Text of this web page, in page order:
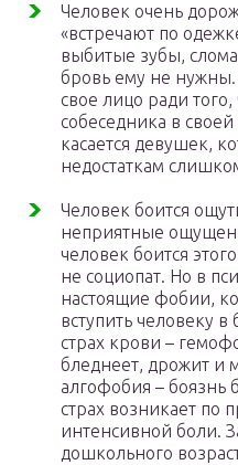
Человек очень
«встречают по
выбитые зубы,
бровь ему не нужны.
свое лицо ради
собеседника в
касается девушек,
недостаткам
Человек боится
неприятные
человек боится
не социопат. Но в
настоящие фобии,
вступить человеку
страх крови –
бледнеет, дрожит и
алгофобия –
страх возникает по
интенсивной боли.
дошкольного